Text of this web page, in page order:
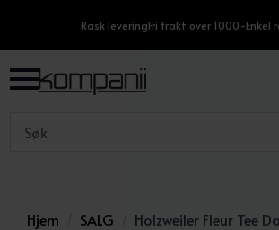
Rask leveringFri frakt over 1000,-Enkel
Hjem SALG Holzweiler Fleur Tee